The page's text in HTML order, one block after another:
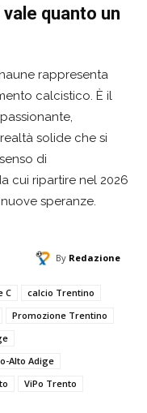
quanto un
rappresenta
calcistico. È il
solide che si
di
cui ripartire nel 2026
speranze.
By Redazione
C
calcio Trentino
Promozione Trentino
Alto Adige
ViPo Trento